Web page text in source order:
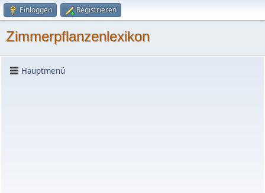
Einloggen Registrieren
Zimmerpflanzenlexikon
Hauptmenü